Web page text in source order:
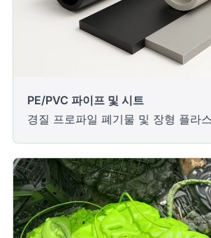
PE/PVC 파이프 및 시트
경질 프로파일 폐기물 및 장형 플라